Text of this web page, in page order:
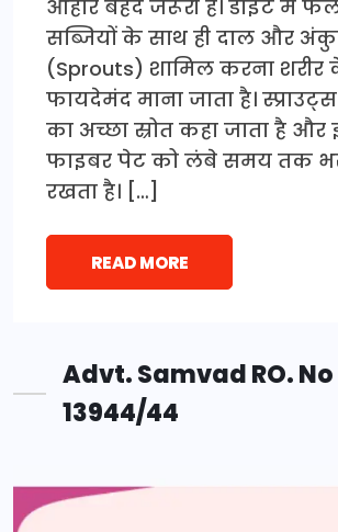
आहार बेहद जरूरी है। डाइट में
सब्जियों के साथ ही दाल और
(Sprouts) शामिल करना शरीर
फायदेमंद माना जाता है। स्प्राउट्स
का अच्छा स्रोत कहा जाता है
फाइबर पेट को लंबे समय तक
रखता है। […]
READ MORE
Advt. Samvad RO. No
13944/44